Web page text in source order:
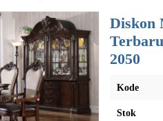
Diskon
2050
Kode
Stok